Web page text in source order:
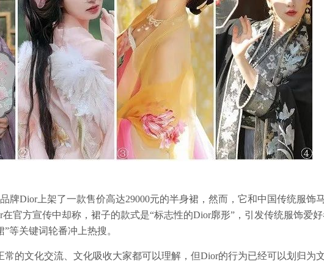
牌Dior上架了一款售价高达29000元的半身裙，然而，它和中国传统服饰
官方宣传中却称，裙子的款式是“标志性的Dior廓形”，引发传统服饰爱
等关键词轮番冲上热搜。
常的文化交流、文化吸收大家都可以理解，但Dior的行为已经可以划归为